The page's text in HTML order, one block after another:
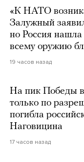
«К НАТО
Залужный
но Россия нашла
всему оружию
19 часов назад
На пик Победы в
только по
погибла
Наговицина
17 часов назад